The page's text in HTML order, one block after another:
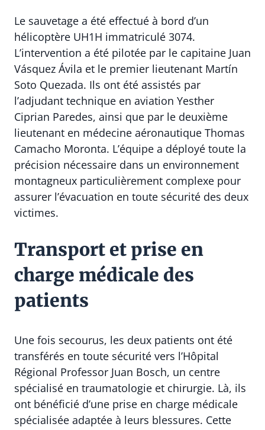
Le sauvetage a été effectué à bord d’un
hélicoptère UH1H immatriculé 3074.
L’intervention a été pilotée par le capitaine Juan
Vásquez Ávila et le premier lieutenant Martín
Soto Quezada. Ils ont été assistés par
l’adjudant technique en aviation Yesther
Ciprian Paredes, ainsi que par le deuxième
lieutenant en médecine aéronautique Thomas
Camacho Moronta. L’équipe a déployé toute la
précision nécessaire dans un environnement
montagneux particulièrement complexe pour
assurer l’évacuation en toute sécurité des deux
victimes.
Transport et prise en
charge médicale des
patients
Une fois secourus, les deux patients ont été
transférés en toute sécurité vers l’Hôpital
Régional Professor Juan Bosch, un centre
spécialisé en traumatologie et chirurgie. Là, ils
ont bénéficié d’une prise en charge médicale
spécialisée adaptée à leurs blessures. Cette